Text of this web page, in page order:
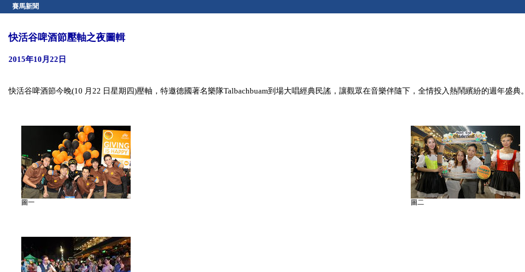
賽馬新聞
快活谷啤酒節壓軸之夜圖輯
2015年10月22日
快活谷啤酒節今晚(10 月22 日星期四)壓軸，特邀德國著名樂隊Talbachbuam到場大唱經典民謠，讓觀眾在音樂伴隨下，全情投入熱鬧繽紛的週年盛典。
圖一 圖二